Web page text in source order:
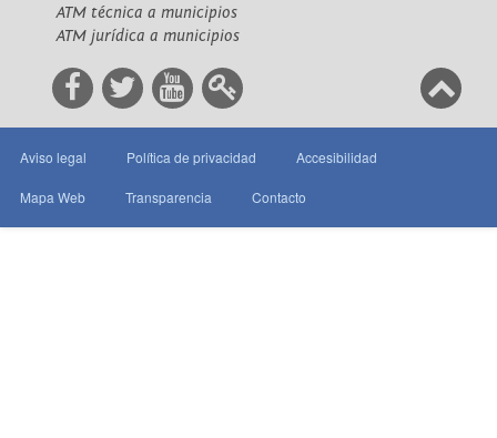
ATM técnica a municipios
ATM jurídica a municipios
Aviso legal Política de privacidad Accesibilidad
Mapa Web Transparencia Contacto